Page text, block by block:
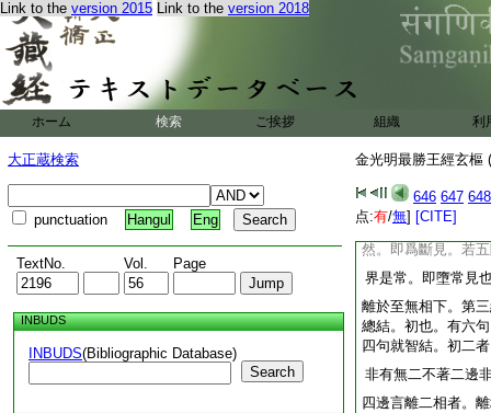
Link to the version 2015 Link to the version 2018
ホーム 検索 ご挨拶 組織 利
大正蔵検索
punctuation Hangul Eng
TextNo. Vol. Page
INBUDS
INBUDS(Bibliographic Database)
Search
金光明最勝王經玄樞
646 647 648
点:有/無] [CITE]
法界若異。生死不
異法界者。法界外
五陰是妄想所攝。
妄想即是眞。明人
詰爲通釋文
何以至是常見。第
即捨法界。即不得
是無所有。若離五
是常見。又五陰若
然。即爲斷見。若
界是常。即墮常見
離於至無相下。第
總結。初也。有六
四句就智結。初二
非有無二不著二邊
四邊言離二相者。